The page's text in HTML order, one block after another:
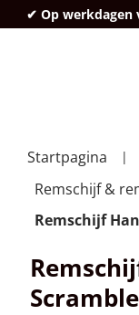
✔ Op werkdagen
Startpagina
Remschijf &
Remschijf